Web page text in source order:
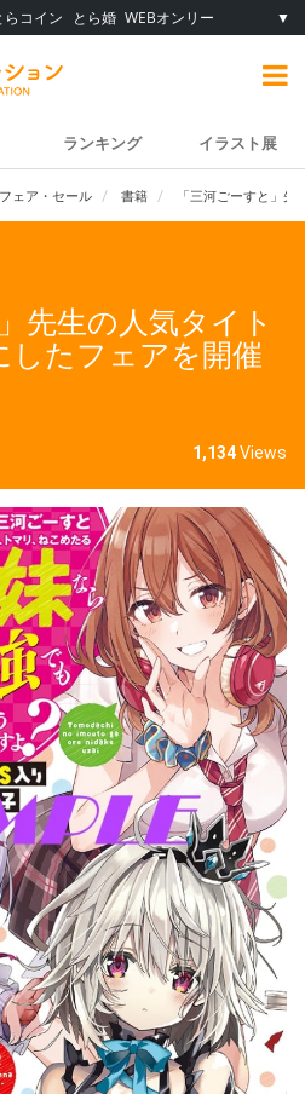
らコイン とら婚 WEBオンリー ▼
ランキング イラスト展
ェア・セール 書籍 「三河ごーすと」
先生の人気タイト
したフェアを開催
1,134Views